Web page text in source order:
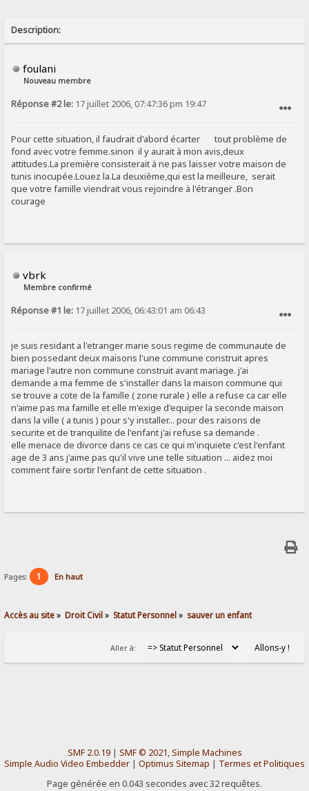
Description:
foulani
Nouveau membre
Réponse #2 le: 17 juillet 2006, 07:47:36 pm 19:47
Pour cette situation, il faudrait d'abord écarter tout problème de
fond avec votre femme.sinon il y aurait à mon avis,deux
attitudes.La première consisterait à ne pas laisser votre maison de
tunis inocupée.Louez la.La deuxième,qui est la meilleure, serait
que votre famille viendrait vous rejoindre à l'étranger .Bon
courage
vbrk
Membre confirmé
Réponse #1 le: 17 juillet 2006, 06:43:01 am 06:43
je suis residant a l'etranger marie sous regime de communaute de
bien possedant deux maisons l'une commune construit apres
mariage l'autre non commune construit avant mariage. j'ai
demande a ma femme de s'installer dans la maison commune qui
se trouve a cote de la famille ( zone rurale ) elle a refuse ca car elle
n'aime pas ma famille et elle m'exige d'equiper la seconde maison
dans la ville ( a tunis ) pour s'y installer... pour des raisons de
securite et de tranquilite de l'enfant j'ai refuse sa demande .
elle menace de divorce dans ce cas ce qui m'inquiete c'est l'enfant
age de 3 ans j'aime pas qu'il vive une telle situation ... aidez moi
comment faire sortir l'enfant de cette situation .
Pages: 1 En haut
Accès au site» Droit Civil» Statut Personnel» sauver un enfant
Aller à:
SMF 2.0.19| SMF © 2021,Simple Machines
Simple Audio Video Embedder | Optimus Sitemap | Termes et Politiques
Page générée en 0.043 secondes avec 32 requêtes.